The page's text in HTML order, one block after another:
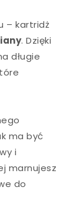
– kartridż
. Dzięki
długie
ma być
i
marnujesz
do